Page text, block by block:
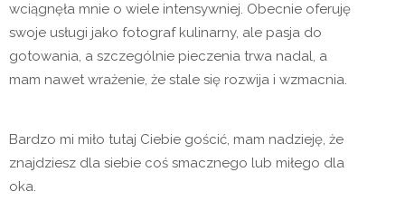
wciągnęła mnie o wiele intensywniej. Obecnie oferuję
swoje usługi jako fotograf kulinarny, ale pasja do
gotowania, a szczególnie pieczenia trwa nadal, a
mam nawet wrażenie, że stale się rozwija i wzmacnia.
Bardzo mi miło tutaj Ciebie gościć, mam nadzieję, że
znajdziesz dla siebie coś smacznego lub miłego dla
oka.